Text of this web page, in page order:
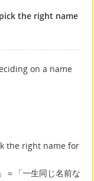
the right name
on a name
the right name for
＝「一生同じ名前な